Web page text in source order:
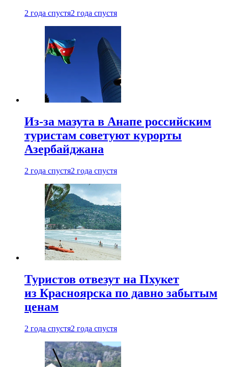
2 года спустя2 года спустя
Из-за мазута в Анапе российским
туристам советуют курорты
Азербайджана
2 года спустя2 года спустя
Туристов отвезут на Пхукет
из Красноярска по давно забытым
ценам
2 года спустя2 года спустя